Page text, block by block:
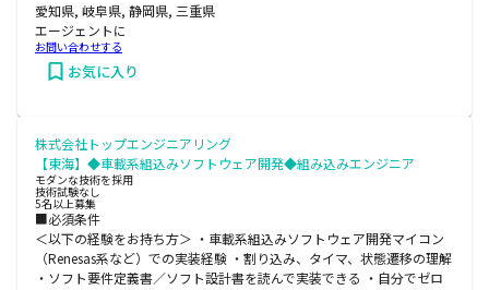
愛知県, 岐阜県, 静岡県, 三重県
エージェントに
お問い合わせする
お気に入り
株式会社トップエンジニアリング
【東海】◆車載系組込みソフトウェア開発◆組み込みエンジニア
モダンな技術を採用
技術試験なし
5名以上募集
■必須条件
＜以下の経験をお持ち方＞ ・車載系組込みソフトウェア開発マイコン
（Renesas系など）での実装経験 ・割り込み、タイマ、状態遷移の理解
・ソフト要件定義書／ソフト設計書を読んで実装できる ・自分でゼロ